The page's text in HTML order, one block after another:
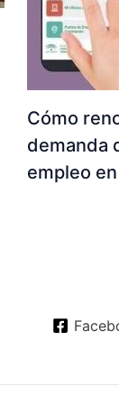
Cómo
demanda
empleo